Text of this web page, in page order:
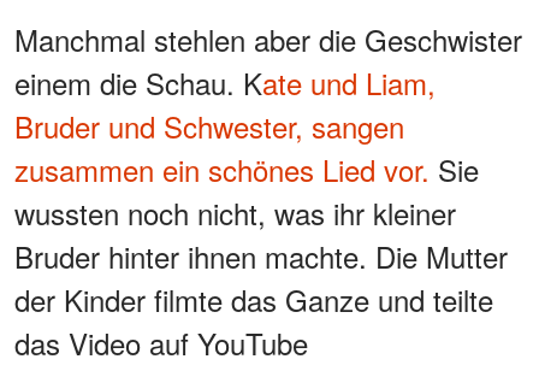
Manchmal stehlen aber die Geschwister
einem die Schau. Kate und Liam,
Bruder und Schwester, sangen
zusammen ein schönes Lied vor. Sie
wussten noch nicht, was ihr kleiner
Bruder hinter ihnen machte. Die Mutter
der Kinder filmte das Ganze und teilte
das Video auf YouTube